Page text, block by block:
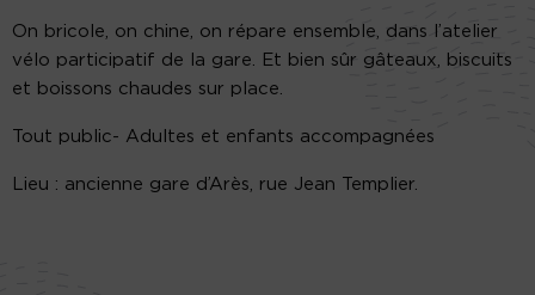
On bricole, on chine, on répare ensemble, dans l’atelier
vélo participatif de la gare. Et bien sûr gâteaux, biscuits
et boissons chaudes sur place.
Tout public- Adultes et enfants accompagnées
Lieu : ancienne gare d’Arès, rue Jean Templier.